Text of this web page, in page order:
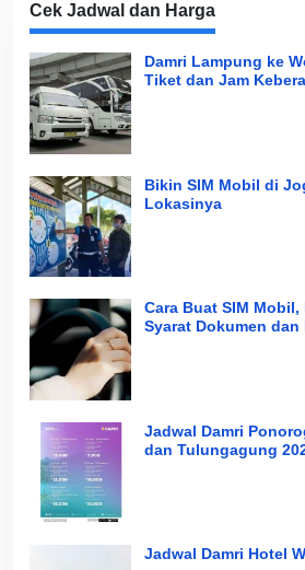
Cek Jadwal dan Harga
Damri Lampung ke
Tiket dan Jam
Bikin SIM Mobil di
Lokasinya
Cara Buat SIM
Syarat Dokumen dan
Jadwal Damri
dan Tulungagung
Jadwal Damri Hotel